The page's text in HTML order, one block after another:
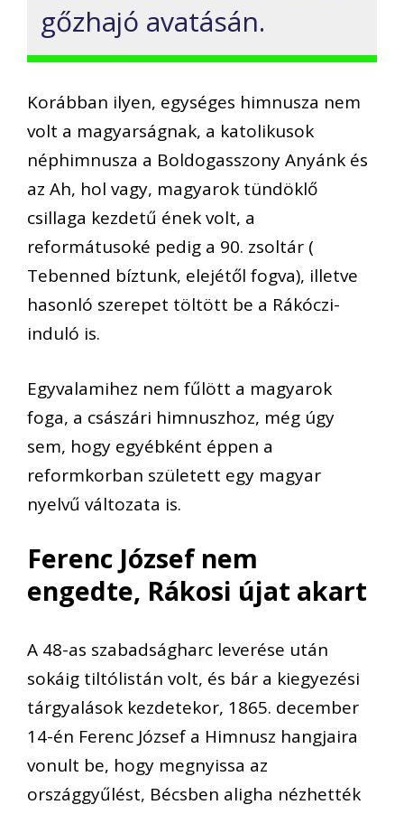
gőzhajó avatásán.
Korábban ilyen, egységes himnusza nem
volt a magyarságnak, a katolikusok
néphimnusza a Boldogasszony Anyánk és
az Ah, hol vagy, magyarok tündöklő
csillaga kezdetű ének volt, a
reformátusoké pedig a 90. zsoltár (
Tebenned bíztunk, elejétől fogva), illetve
hasonló szerepet töltött be a Rákóczi-
induló is.
Egyvalamihez nem fűlött a magyarok
foga, a császári himnuszhoz, még úgy
sem, hogy egyébként éppen a
reformkorban született egy magyar
nyelvű változata is.
Ferenc József nem
engedte, Rákosi újat akart
A 48-as szabadságharc leverése után
sokáig tiltólistán volt, és bár a kiegyezési
tárgyalások kezdetekor, 1865. december
14-én Ferenc József a Himnusz hangjaira
vonult be, hogy megnyissa az
országgyűlést, Bécsben aligha nézhették